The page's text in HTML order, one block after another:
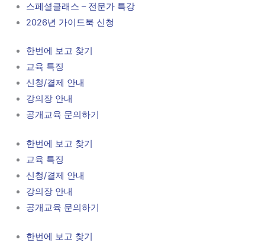
스페셜클래스 – 전문가 특강
2026년 가이드북 신청
한번에 보고 찾기
교육 특징
신청/결제 안내
강의장 안내
공개교육 문의하기
한번에 보고 찾기
교육 특징
신청/결제 안내
강의장 안내
공개교육 문의하기
한번에 보고 찾기